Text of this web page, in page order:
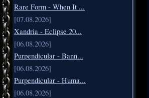
Rare Form - When It ...
[07.08.2026]
Xandria - Eclipse 20...
[06.08.2026]
Purpendicular - Bann...
[06.08.2026]
Purpendicular - Huma...
[06.08.2026]